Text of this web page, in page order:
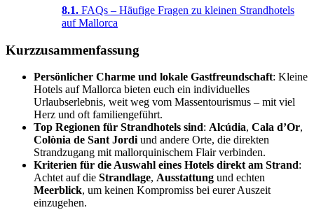
FAQs – Häufige Fragen zu kleinen Strandhotels
auf Mallorca
Kurzzusammenfassung
Persönlicher Charme und lokale Gastfreundschaft: Kleine
Hotels auf Mallorca bieten euch ein individuelles
Urlaubserlebnis, weit weg vom Massentourismus – mit viel
Herz und oft familiengeführt.
Top Regionen für Strandhotels sind: Alcúdia, Cala d’Or,
Colònia de Sant Jordi und andere Orte, die direkten
Strandzugang mit mallorquinischem Flair verbinden.
Kriterien für die Auswahl eines Hotels direkt am Strand:
Achtet auf die Strandlage, Ausstattung und echten
Meerblick, um keinen Kompromiss bei eurer Auszeit
einzugehen.